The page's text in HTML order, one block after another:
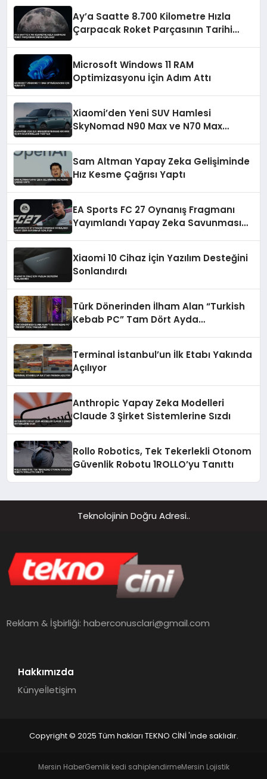
Ay’a Saatte 8.700 Kilometre Hızla
Çarpacak Roket Parçasının Tarihi
Microsoft Windows 11 RAM
Optimizasyonu İçin Adım Attı
Xiaomi’den Yeni SUV Hamlesi
SkyNomad N90 Max ve N70 Max
Sam Altman Yapay Zeka Gelişiminde
Hız Kesme Çağrısı Yaptı
EA Sports FC 27 Oynanış Fragmanı
Yayımlandı Yapay Zeka Savunması
Xiaomi 10 Cihaz İçin Yazılım Desteğini
Sonlandırdı
Türk Dönerinden İlham Alan “Turkish
Kebab PC” Tam Dört Ayda
Terminal İstanbul’un İlk Etabı Yakında
Açılıyor
Anthropic Yapay Zeka Modelleri
Claude 3 Şirket Sistemlerine Sızdı
Rollo Robotics, Tek Tekerlekli Otonom
Güvenlik Robotu 1ROLLO’yu Tanıttı
Teknolojinin Doğru Adresi..
Reklam & İşbirliği:haberconusclari@gmail.com
Hakkımızda
Künyeİletişim
Copyright © 2025 Tüm hakları TEKNO CİNİ 'inde saklıdır.
Mersin HaberGemlik kedi sahiplendirmeMersin Lojistik